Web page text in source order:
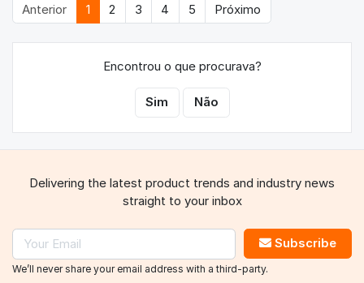
Anterior 1 2 3 4 5 Próximo
Encontrou o que procurava?
Sim Não
Delivering the latest product trends and industry news
straight to your inbox
Subscribe
We’ll never share your email address with a third-party.